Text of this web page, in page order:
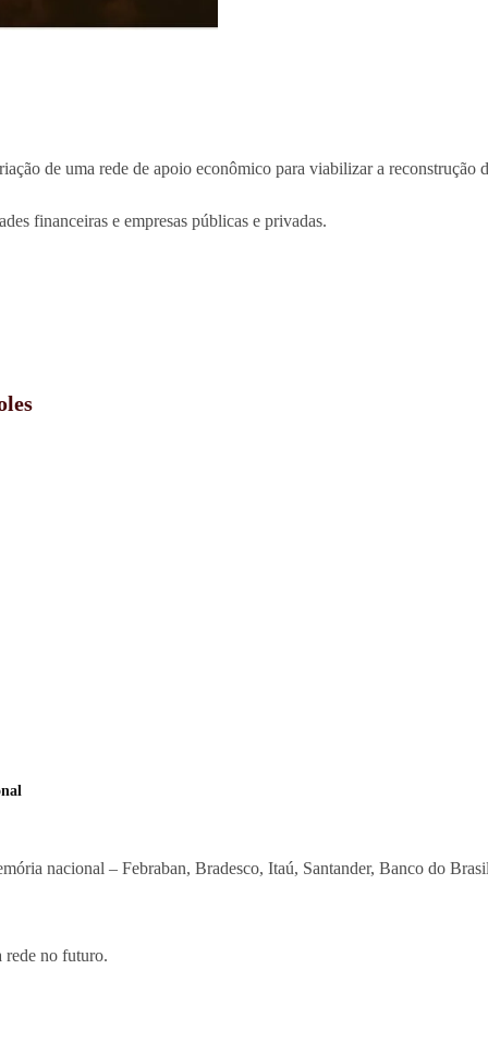
de uma rede de apoio econômico para viabilizar a
financeiras e empresas públicas e privadas.
nacional – Febraban, Bradesco, Itaú, Santander, Banco do
rede no futuro.